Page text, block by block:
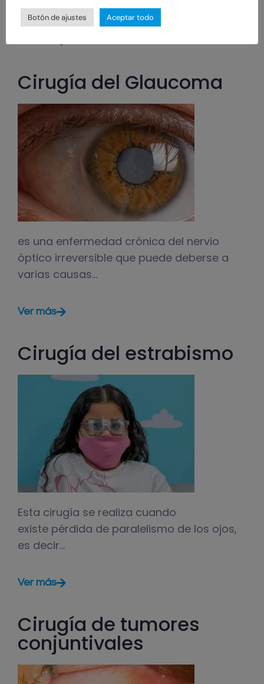
Cirugía del Glaucoma
es una enfermedad crónica del nervio
óptico irreversible que puede deberse a
varias causas…
Ver más
Cirugía del estrabismo
Esta cirugía se realiza cuando
existe pérdida de paralelismo de los ojos,
es decir…
Ver más
Cirugía de tumores
conjuntivales
Botón de ajustes Aceptar todo